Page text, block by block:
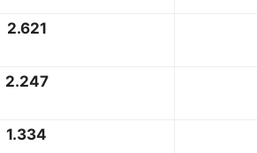
2.621
2.247
1.334